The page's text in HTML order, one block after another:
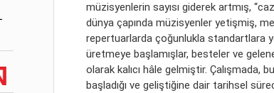
müzisyenlerin sayısı giderek artmış,
dünya çapında müzisyenler yetişmiş,
repertuarlarda çoğunlukla standartlara
üretmeye başlamışlar, besteler ve
olarak kalıcı hâle gelmiştir. Çalışmada,
başladığı ve geliştiğine dair tarihsel